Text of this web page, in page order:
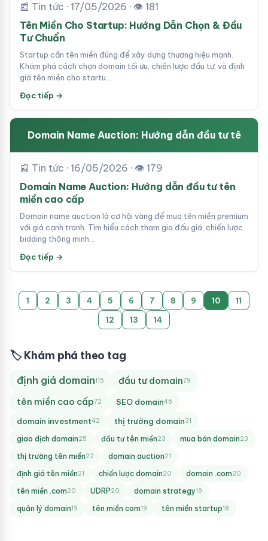
📰 Tin tức · 17/05/2026 · 👁 181
Tên Miền Cho Startup: Hướng Dẫn Chọn & Đầu
Tư Chuẩn
Startup cần tên miền đúng để xây dựng thương hiệu mạnh.
Khám phá cách chọn domain tối ưu, chiến lược đầu tư, và định
giá tên miền cho startu…
Đọc tiếp →
Domain Name Auction: Hướng dẫn đầu tư tê
📰 Tin tức · 16/05/2026 · 👁 179
Domain Name Auction: Hướng dẫn đầu tư tên
miền cao cấp
Domain name auction là cơ hội vàng để mua tên miền premium
với giá cạnh tranh. Tìm hiểu cách tham gia đấu giá, chiến lược
bidding thông minh…
Đọc tiếp →
1 2 3 4 5 6 7 8 9 10
11
12
13 14
🏷 Khám phá theo tag
định giá domain115 đầu tư domain79
tên miền cao cấp72 SEO domain46
domain investment42 thị trường domain31
giao dịch domain25 đầu tư tên miền23 mua bán domain23
thị trường tên miền22 domain auction21
định giá tên miền21 chiến lược domain20 domain .com20
tên miền .com20 UDRP20 domain strategy19
quản lý domain19 tên miền com19 tên miền startup18